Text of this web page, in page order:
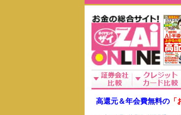
高還元＆年会費無料の